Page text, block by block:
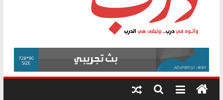
أين؟
حزب التحالف الشعبي يطلق لجنة “الحق
في الصحة” بالإسكندرية لرصد الانتهاكات
ودعم المرضى
الوزاري لمدينة الصحفيين.. وانتهاء أعمال
إنشاء المبنى الإداري
المجلس القومي لحقوق الإنسان يعلن
متابعة قضية الدكتور محمد زهران.. ويؤكد:
قرينة البراءة وضمانات المحاكمة العادلة
درب
وأتوه
درب..
وتبقى
هي